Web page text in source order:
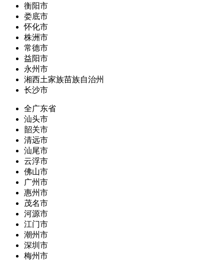
衡阳市
娄底市
怀化市
株洲市
常德市
益阳市
永州市
湘西土家族苗族自治州
长沙市
全广东省
汕头市
韶关市
清远市
汕尾市
云浮市
佛山市
广州市
惠州市
茂名市
河源市
江门市
潮州市
深圳市
梅州市